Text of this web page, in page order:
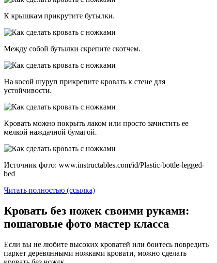
К крышкам прикрутите бутылки.
Между собой бутылки скрепите скотчем.
На косой шуруп прикрепите кровать к стене для
устойчивости.
Кровать можно покрыть лаком или просто зачистить ее
мелкой наждачной бумагой.
Источник фото: www.instructables.com/id/Plastic-bottle-legged-
bed
Читать полностью (ссылка)
Кровать без ножек своими руками:
пошаговые фото мастер класса
Если вы не любите высоких кроватей или боитесь повредить
паркет деревянными ножками кровати, можно сделать